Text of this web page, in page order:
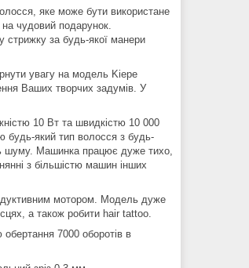
яке може бути використане
чудовий подарунок.
стрижку за будь-якої манери
увагу на модель Kiepe
Ваших творчих задумів. У
10 Вт та швидкістю 10 000
будь-який тип волосся з будь-
шуму. Машинка працює дуже тихо,
з більшістю машин інших
мотором. Модель дуже
а також робити hair tattoo.
7000 оборотів в